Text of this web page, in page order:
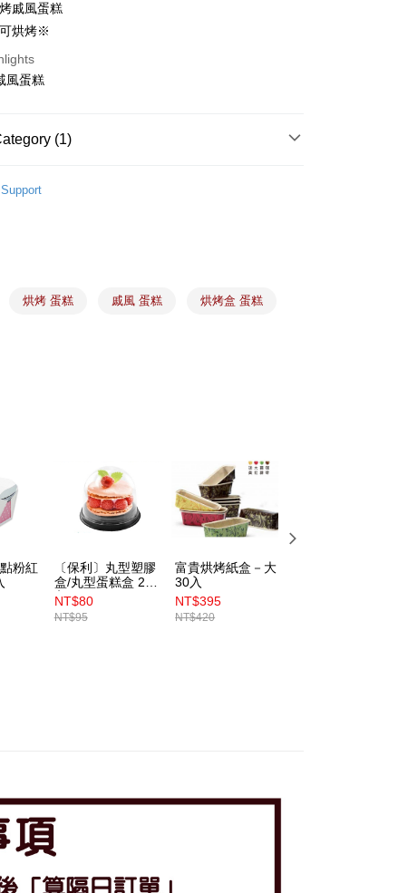
以內，尺寸不超過90cm)
20kg以下)
戚風蛋糕
烘烤※
風蛋糕
(1)
Support
烘烤 蛋糕 戚風 蛋糕 烘烤盒 蛋糕
粉紅
〔保利〕丸型塑膠
盒/丸型蛋糕盒 20
入
NT$80
NT$95
富貴烘烤紙盒－大
30入
NT$395
NT$420